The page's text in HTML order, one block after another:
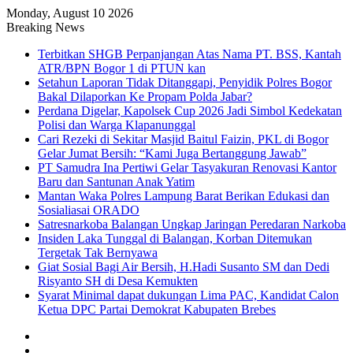
Monday, August 10 2026
Breaking News
Terbitkan SHGB Perpanjangan Atas Nama PT. BSS, Kantah
ATR/BPN Bogor 1 di PTUN kan
Setahun Laporan Tidak Ditanggapi, Penyidik Polres Bogor
Bakal Dilaporkan Ke Propam Polda Jabar?
Perdana Digelar, Kapolsek Cup 2026 Jadi Simbol Kedekatan
Polisi dan Warga Klapanunggal
Cari Rezeki di Sekitar Masjid Baitul Faizin, PKL di Bogor
Gelar Jumat Bersih: “Kami Juga Bertanggung Jawab”
PT Samudra Ina Pertiwi Gelar Tasyakuran Renovasi Kantor
Baru dan Santunan Anak Yatim
Mantan Waka Polres Lampung Barat Berikan Edukasi dan
Sosialiasai ORADO
Satresnarkoba Balangan Ungkap Jaringan Peredaran Narkoba
Insiden Laka Tunggal di Balangan, Korban Ditemukan
Tergetak Tak Bernyawa
Giat Sosial Bagi Air Bersih, H.Hadi Susanto SM dan Dedi
Risyanto SH di Desa Kemukten
Syarat Minimal dapat dukungan Lima PAC, Kandidat Calon
Ketua DPC Partai Demokrat Kabupaten Brebes